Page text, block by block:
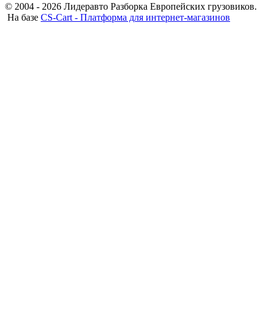
© 2004 - 2026 Лидеравто Разборка Европейских грузовиков.
На базе CS-Cart - Платформа для интернет-магазинов